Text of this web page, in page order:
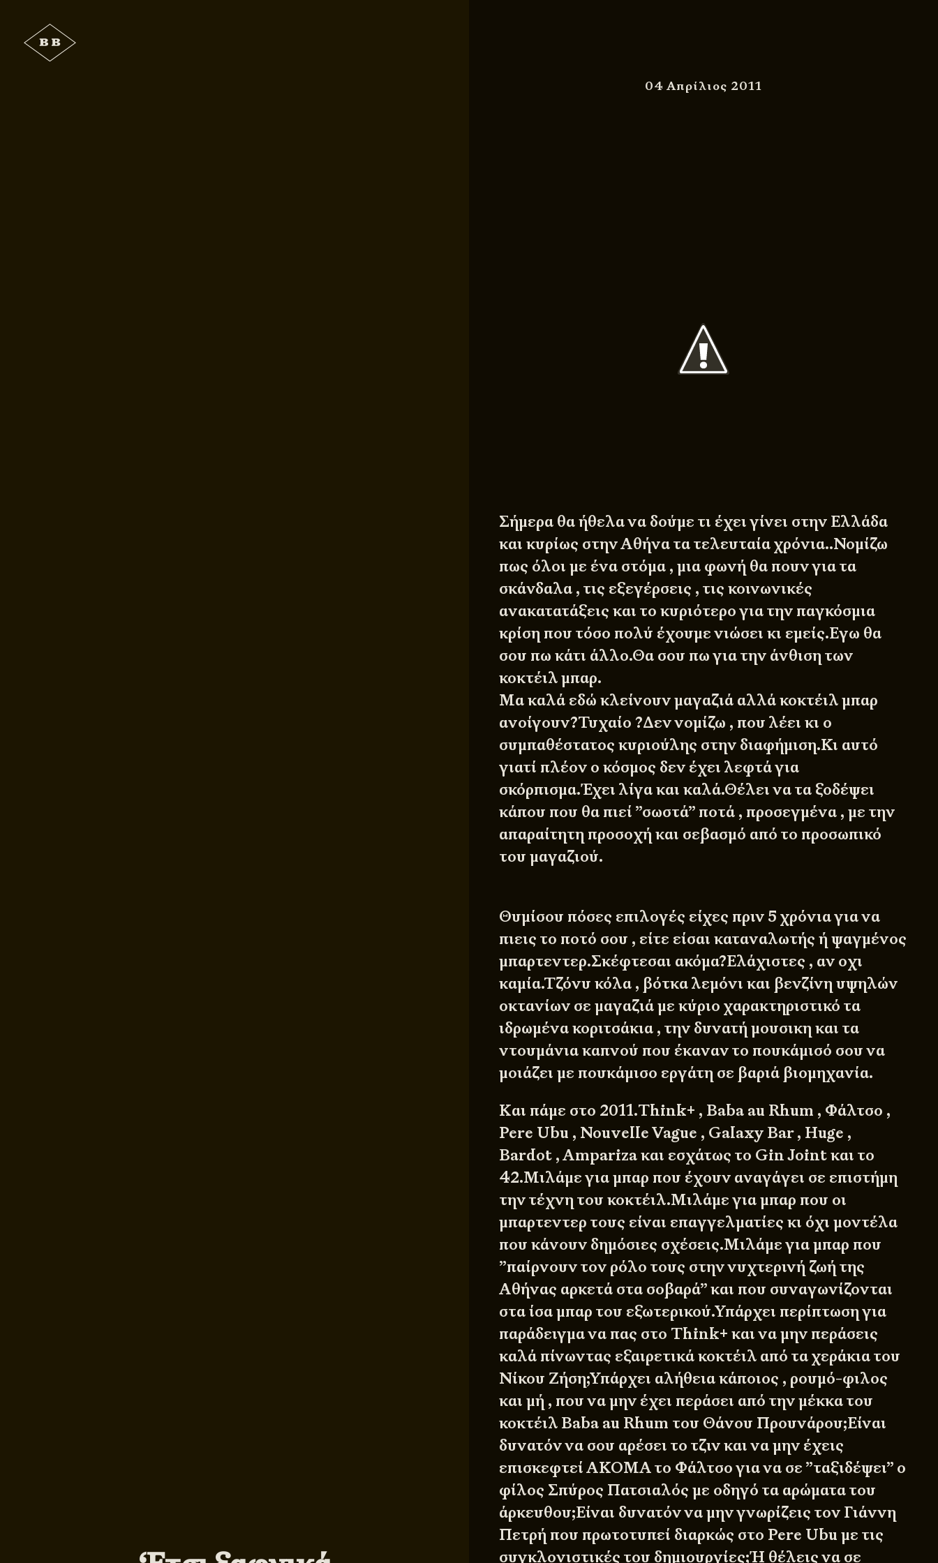
04 Απρίλιος 2011
Σήμερα θα ήθελα να δούμε τι έχει γίνει στην Ελλάδα
και κυρίως στην Αθήνα τα τελευταία χρόνια..Νομίζω
πως όλοι με ένα στόμα , μια φωνή θα πουν για τα
σκάνδαλα , τις εξεγέρσεις , τις κοινωνικές
ανακατατάξεις και το κυριότερο για την παγκόσμια
κρίση που τόσο πολύ έχουμε νιώσει κι εμείς.Εγω θα
σου πω κάτι άλλο.Θα σου πω για την άνθιση των
κοκτέιλ μπαρ.
Μα καλά εδώ κλείνουν μαγαζιά αλλά κοκτέιλ μπαρ
ανοίγουν?Τυχαίο ?Δεν νομίζω , που λέει κι ο
συμπαθέστατος κυριούλης στην διαφήμιση.Κι αυτό
γιατί πλέον ο κόσμος δεν έχει λεφτά για
σκόρπισμα.Έχει λίγα και καλά.Θέλει να τα ξοδέψει
κάπου που θα πιεί ”σωστά” ποτά , προσεγμένα , με την
απαραίτητη προσοχή και σεβασμό από το προσωπικό
του μαγαζιού.
Θυμίσου πόσες επιλογές είχες πριν 5 χρόνια για να
πιεις το ποτό σου , είτε είσαι καταναλωτής ή ψαγμένος
μπαρτεντερ.Σκέφτεσαι ακόμα?Ελάχιστες , αν οχι
καμία.Τζόνυ κόλα , βότκα λεμόνι και βενζίνη υψηλών
οκτανίων σε μαγαζιά με κύριο χαρακτηριστικό τα
ιδρωμένα κοριτσάκια , την δυνατή μουσικη και τα
ντουμάνια καπνού που έκαναν το πουκάμισό σου να
μοιάζει με πουκάμισο εργάτη σε βαριά βιομηχανία.
Και πάμε στο 2011.Think+ , Baba au Rhum , Φάλτσο ,
Pere Ubu , Nouvelle Vague , Galaxy Bar , Huge ,
Bardot , Ampariza και εσχάτως το Gin Joint και το
42.Μιλάμε για μπαρ που έχουν αναγάγει σε επιστήμη
την τέχνη του κοκτέιλ.Μιλάμε για μπαρ που οι
μπαρτεντερ τους είναι επαγγελματίες κι όχι μοντέλα
που κάνουν δημόσιες σχέσεις.Μιλάμε για μπαρ που
”παίρνουν τον ρόλο τους στην νυχτερινή ζωή της
Αθήνας αρκετά στα σοβαρά” και που συναγωνίζονται
στα ίσα μπαρ του εξωτερικού.Υπάρχει περίπτωση για
παράδειγμα να πας στο Think+ και να μην περάσεις
καλά πίνωντας εξαιρετικά κοκτέιλ από τα χεράκια του
Νίκου Ζήση;Υπάρχει αλήθεια κάποιος , ρουμό-φιλος
και μή , που να μην έχει περάσει από την μέκκα του
κοκτέιλ Baba au Rhum του Θάνου Προυνάρου;Είναι
δυνατόν να σου αρέσει το τζιν και να μην έχεις
επισκεφτεί ΑΚΟΜΑ το Φάλτσο για να σε ”ταξιδέψει” ο
φίλος Σπύρος Πατσιαλός με οδηγό τα αρώματα του
άρκευθου;Είναι δυνατόν να μην γνωρίζεις τον Γιάννη
Πετρή που πρωτοτυπεί διαρκώς στο Pere Ubu με τις
συγκλονιστικές του δημιουργίες;Ή θέλεις να σε